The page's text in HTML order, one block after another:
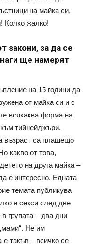
на майка си,
Колко жалко!
закони, за да се
ще намерят
на 15 години да
от майка си и с
всякаква форма на
тийнейджъри,
възраст са плашещо
какво от това,
на друга майка –
е интересно. Едната
темата публикува
е секси след две
групата – два дни
Не им
такъв – всичко се